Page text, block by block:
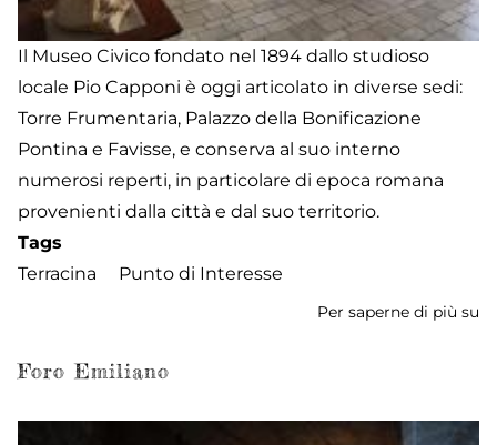
Il Museo Civico fondato nel 1894 dallo studioso
locale Pio Capponi è oggi articolato in diverse sedi:
Torre Frumentaria, Palazzo della Bonificazione
Pontina e Favisse, e conserva al suo interno
numerosi reperti, in particolare di epoca romana
provenienti dalla città e dal suo territorio.
Tags
Terracina
Punto di Interesse
Per saperne di più su
Foro Emiliano